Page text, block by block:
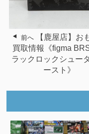
前へ
【鹿屋店】お
買取情報《figma
ラックロックシュー
ースト》